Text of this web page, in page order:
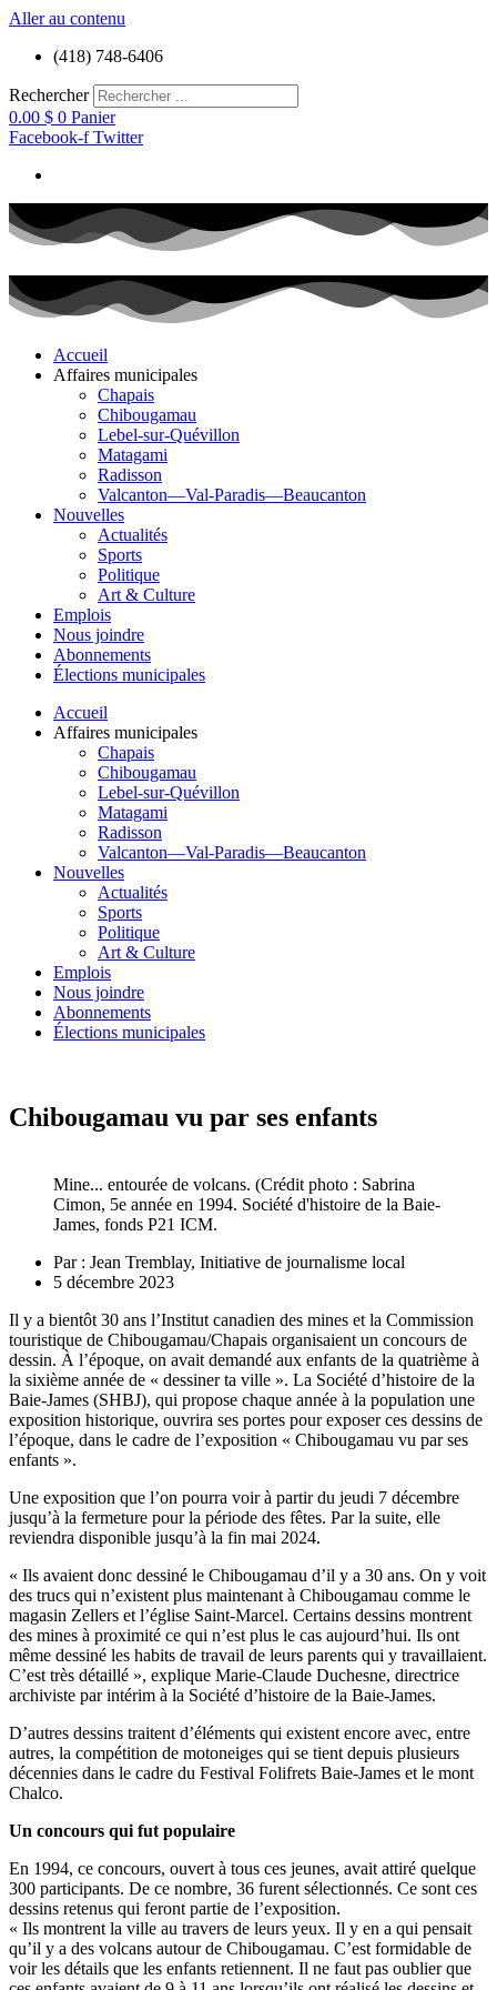
Aller au contenu
(418) 748-6406
Rechercher
0.00 $ 0 Panier
Facebook-f Twitter
Accueil
Affaires municipales
Chapais
Chibougamau
Lebel-sur-Quévillon
Matagami
Radisson
Valcanton—Val-Paradis—Beaucanton
Nouvelles
Actualités
Sports
Politique
Art & Culture
Emplois
Nous joindre
Abonnements
Élections municipales
Accueil
Affaires municipales
Chapais
Chibougamau
Lebel-sur-Quévillon
Matagami
Radisson
Valcanton—Val-Paradis—Beaucanton
Nouvelles
Actualités
Sports
Politique
Art & Culture
Emplois
Nous joindre
Abonnements
Élections municipales
Chibougamau vu par ses enfants
Mine... entourée de volcans. (Crédit photo : Sabrina
Cimon, 5e année en 1994. Société d'histoire de la Baie-
James, fonds P21 ICM.
Par : Jean Tremblay, Initiative de journalisme local
5 décembre 2023
Il y a bientôt 30 ans l’Institut canadien des mines et la Commission
touristique de Chibougamau/Chapais organisaient un concours de
dessin. À l’époque, on avait demandé aux enfants de la quatrième à
la sixième année de « dessiner ta ville ». La Société d’histoire de la
Baie-James (SHBJ), qui propose chaque année à la population une
exposition historique, ouvrira ses portes pour exposer ces dessins de
l’époque, dans le cadre de l’exposition « Chibougamau vu par ses
enfants ».
Une exposition que l’on pourra voir à partir du jeudi 7 décembre
jusqu’à la fermeture pour la période des fêtes. Par la suite, elle
reviendra disponible jusqu’à la fin mai 2024.
« Ils avaient donc dessiné le Chibougamau d’il y a 30 ans. On y voit
des trucs qui n’existent plus maintenant à Chibougamau comme le
magasin Zellers et l’église Saint-Marcel. Certains dessins montrent
des mines à proximité ce qui n’est plus le cas aujourd’hui. Ils ont
même dessiné les habits de travail de leurs parents qui y travaillaient.
C’est très détaillé », explique Marie-Claude Duchesne, directrice
archiviste par intérim à la Société d’histoire de la Baie-James.
D’autres dessins traitent d’éléments qui existent encore avec, entre
autres, la compétition de motoneiges qui se tient depuis plusieurs
décennies dans le cadre du Festival Folifrets Baie-James et le mont
Chalco.
Un concours qui fut populaire
En 1994, ce concours, ouvert à tous ces jeunes, avait attiré quelque
300 participants. De ce nombre, 36 furent sélectionnés. Ce sont ces
dessins retenus qui feront partie de l’exposition.
« Ils montrent la ville au travers de leurs yeux. Il y en a qui pensait
qu’il y a des volcans autour de Chibougamau. C’est formidable de
voir les détails que les enfants retiennent. Il ne faut pas oublier que